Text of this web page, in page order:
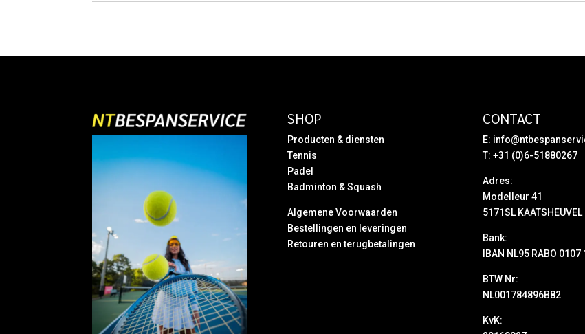
SHOP
Producten & diensten
Tennis
Padel
Badminton & Squash
Algemene Voorwaarden
Bestellingen en leveringen
Retouren en terugbetalingen
CONTACT
E:
T: +31 (0)6-51880267
Adres:
Modelleur 41
5171SL KAATSHEUVEL
Bank:
IBAN NL95 RABO 0107
BTW Nr:
NL001784896B82
KvK: